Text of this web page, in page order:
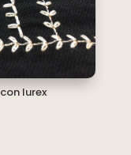
lurex